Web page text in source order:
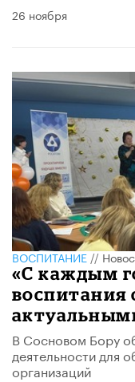
26 ноября
ВОСПИТАНИЕ//
​«С каждым
воспитания
В Сосновом Бору
деятельности для
организаций